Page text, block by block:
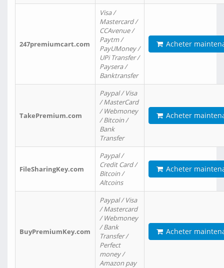
247premiumcart.com
Visa /
Mastercard /
CCAvenue /
Paytm /
PayUMoney /
UPi Transfer /
Paysera /
Banktransfer
Acheter
TakePremium.com
Paypal / Visa
/ MasterCard
/ Webmoney
/ Bitcoin /
Bank
Transfer
Acheter
FileSharingKey.com
Paypal /
Credit Card /
Bitcoin /
Altcoins
Acheter
BuyPremiumKey.com
Paypal / Visa
/ Mastercard
/ Webmoney
/ Bank
Transfer /
Perfect
money /
Amazon pay
Acheter